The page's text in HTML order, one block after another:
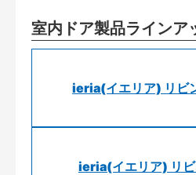
室内ドア製品ラインア
ieria(イエリア) リビ
ieria(イエリア) リ